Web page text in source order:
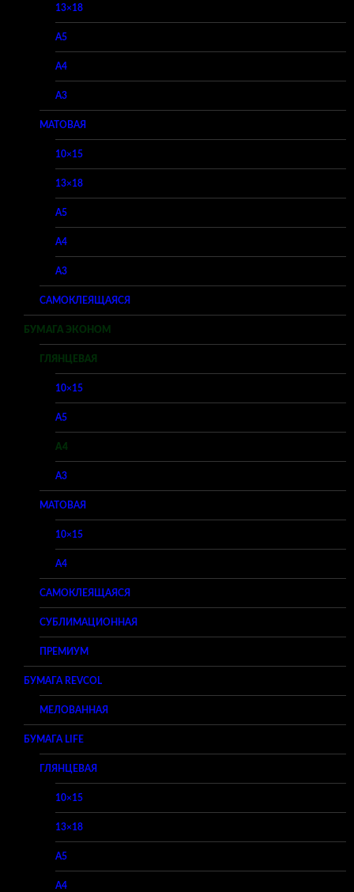
13×18
A5
A4
A3
МАТОВАЯ
10×15
13×18
A5
A4
A3
САМОКЛЕЯЩАЯСЯ
БУМАГА ЭКОНОМ
ГЛЯНЦЕВАЯ
10×15
A5
A4
A3
МАТОВАЯ
10×15
A4
САМОКЛЕЯЩАЯСЯ
СУБЛИМАЦИОННАЯ
ПРЕМИУМ
БУМАГА REVCOL
МЕЛОВАННАЯ
БУМАГА LIFE
ГЛЯНЦЕВАЯ
10×15
13×18
A5
A4